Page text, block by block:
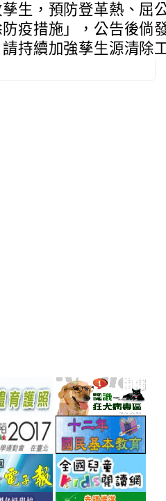
孳生，預防登革熱、屈
疫措施」，公告後倘
持續加強孳生源清除
MAIN/index.aspx
link
to
http://
link
anti-
link
http://
link
to
http://163.30.192.132/